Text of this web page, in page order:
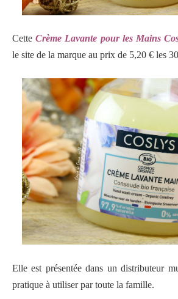
CetteCrème Lavante pour les Mains
le site de la marque au prix de 5,20 € les
Elle est présentée dans un distributeur
pratique à utiliser par toute la famille.